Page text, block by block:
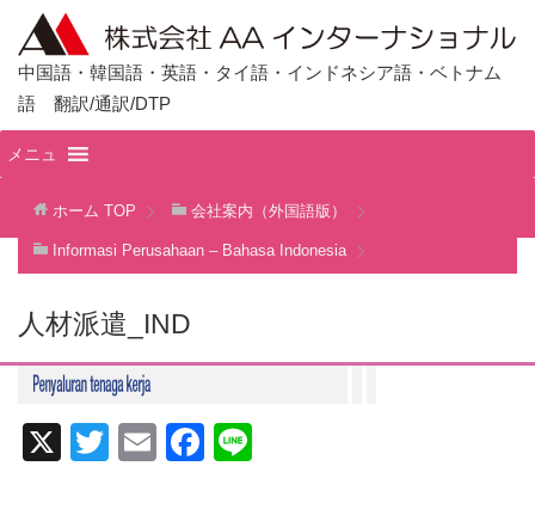
中国語・韓国語・英語・タイ語・インドネシア語・ベトナム
語 翻訳/通訳/DTP
メニュ
ホーム TOP 会社案内（外国語版）
Informasi Perusahaan – Bahasa Indonesia
人材派遣_IND
X
T
E
F